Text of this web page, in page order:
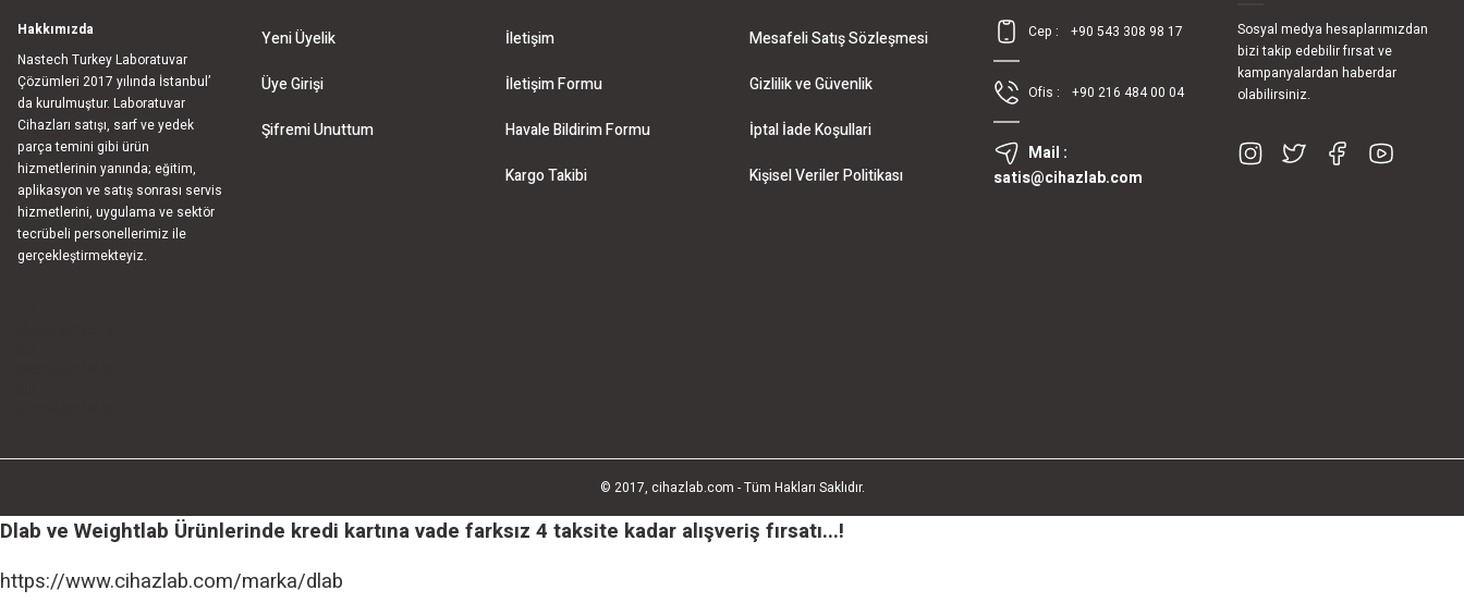
Hakkımızda
Nastech Turkey Laboratuvar
Çözümleri 2017 yılında İstanbul’
da kurulmuştur. Laboratuvar
Cihazları satışı, sarf ve yedek
parça temini gibi ürün
hizmetlerinin yanında; eğitim,
aplikasyon ve satış sonrası servis
hizmetlerini, uygulama ve sektör
tecrübeli personellerimiz ile
gerçekleştirmekteyiz.
Yeni Üyelik
Üye Girişi
Şifremi Unuttum
İletişim
İletişim Formu
Havale Bildirim Formu
Kargo Takibi
Mesafeli Satış Sözleşmesi
Gizlilik ve Güvenlik
İptal İade Koşullari
Kişisel Veriler Politikası
Cep : +90 543 308 98 17
Ofis : +90 216 484 00 04
Mail :
satis@cihazlab.com
Sosyal medya hesaplarımızdan
bizi takip edebilir fırsat ve
kampanyalardan haberdar
olabilirsiniz.
© 2017, cihazlab.com - Tüm Hakları Saklıdır.
Dlab ve Weightlab Ürünlerinde kredi kartına vade farksız 4 taksite kadar alışveriş fırsatı...!
https://www.cihazlab.com/marka/dlab